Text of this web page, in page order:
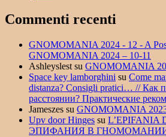
Commenti recenti
GNOMOMANIA 2024 - 12 - A
GNOMOMANIA 2024 – 10-11
Ashleyslest su GNOMOMANIA
Space key lamborghini su Come
distanza? Consigli pratici… // Как
расстоянии? Практические
Jameszes su GNOMOMANIA
Upv door Hinges su L’EPIFANIA
ЭПИФАНИЯ В